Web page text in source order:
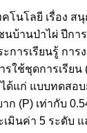
โนโลยี เรื่อง ส
บ้านป่าไผ่ ปีกา
ารเรียนรู้ การ
ช้ชุดการเรียน
ด้แก่ แบบทดสอ
(P) เท่ากับ
มินค่า 5 ระดับ